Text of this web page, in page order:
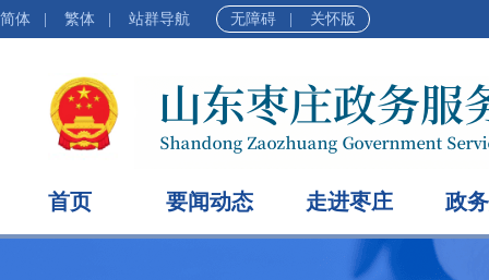
简体 繁体 站群导航 无障碍 关怀版
首页 要闻动态 走进枣庄 政